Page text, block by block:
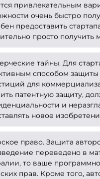
привлекательным
очень быстро
предоставить
просто
тайны. Для
способом защиты
для
патентную защиту,
и
новое
право. Защита
переведено в
то ваше
прав. Кроме того,